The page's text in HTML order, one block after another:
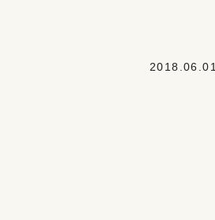
2018.06.01